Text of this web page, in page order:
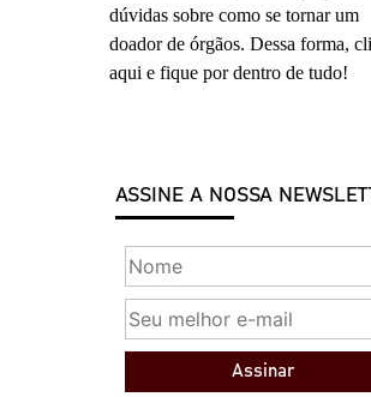
dúvidas sobre como se tornar um
doador de órgãos. Dessa forma,
aqui e fique por dentro de tudo!
ASSINE A NOSSA
Assinar